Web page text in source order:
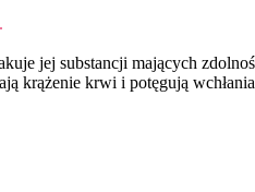
jej substancji mających
krążenie krwi i potęgują